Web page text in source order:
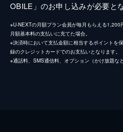
OBILE」のお申し込みが必要と
※U-NEXTの月額プラン会員が毎月もらえる
月額基本料の支払いに充てた場合。
※決済時において支払金額に相当するポイントを
録のクレジットカードでのお支払いとなります。
※通話料、SMS通信料、オプション（かけ放題な